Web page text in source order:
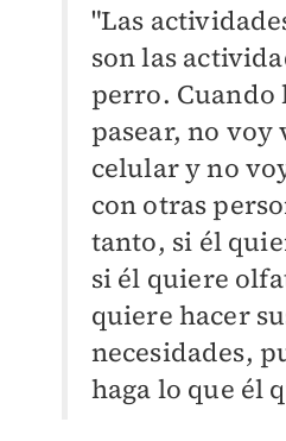
"Las
son las
perro. Cuando
pasear, no voy
celular y no
con otras
tanto, si él
si él quiere
quiere hacer
necesidades,
haga lo que él